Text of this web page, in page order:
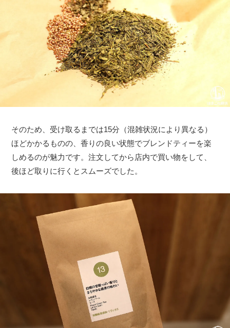
そのため、受け取るまでは15分（混雑状況により異なる）
ほどかかるものの、香りの良い状態でブレンドティーを楽
しめるのが魅力です。注文してから店内で買い物をして、
後ほど取りに行くとスムーズでした。